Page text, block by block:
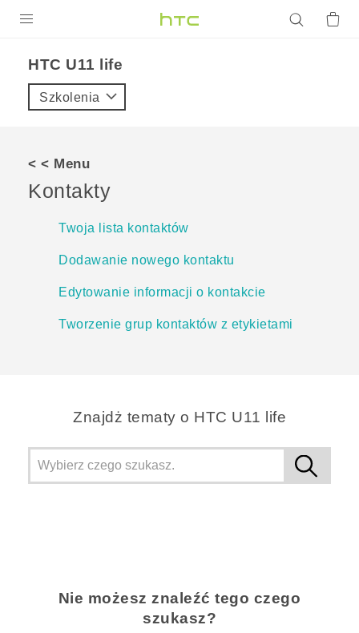
VIVE
Urządzenia i akcesoria HTC
Zaloguj się
HTC U11 life‎
Szkolenia
< < Menu
Kontakty
Twoja lista kontaktów
Dodawanie nowego kontaktu
Edytowanie informacji o kontakcie
Tworzenie grup kontaktów z etykietami
Znajdż tematy o HTC U11 life
Nie możesz znaleźć tego czego
szukasz?